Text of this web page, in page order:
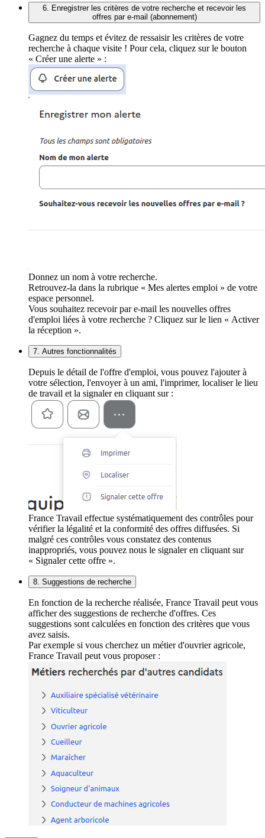
6. Enregistrer les critères de votre recherche et recevoir les
offres par e-mail (abonnement)
Gagnez du temps et évitez de ressaisir les critères de votre
recherche à chaque visite ! Pour cela, cliquez sur le bouton
« Créer une alerte » :
Donnez un nom à votre recherche.
Retrouvez-la dans la rubrique « Mes alertes emploi » de votre
espace personnel.
Vous souhaitez recevoir par e-mail les nouvelles offres
d'emploi liées à votre recherche ? Cliquez sur le lien « Activer
la réception ».
7. Autres fonctionnalités
Depuis le détail de l'offre d'emploi, vous pouvez l'ajouter à
votre sélection, l'envoyer à un ami, l'imprimer, localiser le lieu
de travail et la signaler en cliquant sur :
France Travail effectue systématiquement des contrôles pour
vérifier la légalité et la conformité des offres diffusées. Si
malgré ces contrôles vous constatez des contenus
inappropriés, vous pouvez nous le signaler en cliquant sur
« Signaler cette offre ».
8. Suggestions de recherche
En fonction de la recherche réalisée, France Travail peut vous
afficher des suggestions de recherche d'offres. Ces
suggestions sont calculées en fonction des critères que vous
avez saisis.
Par exemple si vous cherchez un métier d'ouvrier agricole,
France Travail peut vous proposer :